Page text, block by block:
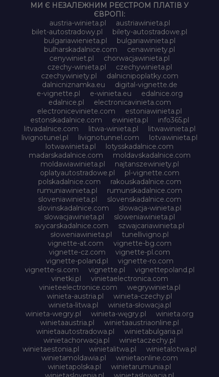
МИ Є НЕЗАЛЕЖНИМ РЕЄСТРОМ ПЛАТІВ У
ЄВРОПІ:
austria-winieta.pl
austriawinieta.pl
bilet-autostradowy.pl
bilety-autostradowe.pl
bulgariawienieta.pl
bulgariawinieta.pl
bulharskadalnice.com
cenawiniety.pl
cenywiniet.pl
chorwacjawinieta.pl
czechy-winieta.pl
czechywinieta.pl
czechywiniety.pl
dalnicnipoplatky.com
dalnicniznamka.eu
digital-vignette.de
e-vignette.pl
e-winieta.eu
edalnice.org
edalnice.pl
electronicavinieta.com
electroniceviniete.com
estoniawinieta.pl
estonskadalnice.com
ewinieta.pl
info365.pl
litvadalnice.com
litwa-winieta.pl
litwawinieta.pl
livignotunel.pl
livignotunnel.com
lotvawinieta.pl
lotwawinieta.pl
lotysskadalnice.com
madarskadalnice.com
moldavskadalnice.com
moldawiawinieta.pl
najtanszewiniety.pl
oplatyautostradowe.pl
pl-vignette.com
polskadalnice.com
rakouskadalnice.com
rumuniawinieta.pl
rumunskadalnice.com
sloveniawinieta.pl
slovenskadalnice.com
slovinskadalnice.com
slowacja-winieta.pl
slowacjawinieta.pl
sloweniawinieta.pl
svycarskadalnice.com
szwajcariawinieta.pl
słoweniawinieta.pl
tunellivigno.pl
vignette-at.com
vignette-bg.com
vignette-cz.com
vignette-pl.com
vignette-poland.pl
vignette-ro.com
vignette-si.com
vignette.pl
vignettepoland.pl
vinetki.pl
vinietaelectronica.com
vinieteelectronice.com
wegrywinieta.pl
winieta-austria.pl
winieta-czechy.pl
winieta-litwa.pl
winieta-słowacja.pl
winieta-wegry.pl
winieta-węgry.pl
winieta.org
winietaaustria.pl
winietaaustriaonline.pl
winietaautostradowa.pl
winietabulgaria.pl
winietachorwacja.pl
winietaczechy.pl
winietaestonia.pl
winietalitwa.pl
winietalotwa.pl
winietamoldawia.pl
winietaonline.com
winietapolska.pl
winietarumunia.pl